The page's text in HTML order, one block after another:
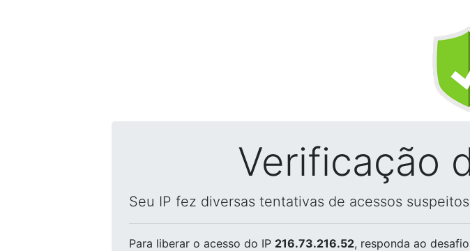
Verificação
Seu IP fez diversas tentativas de acessos
Para liberar o acesso do IP 216.73.216.52, responda ao